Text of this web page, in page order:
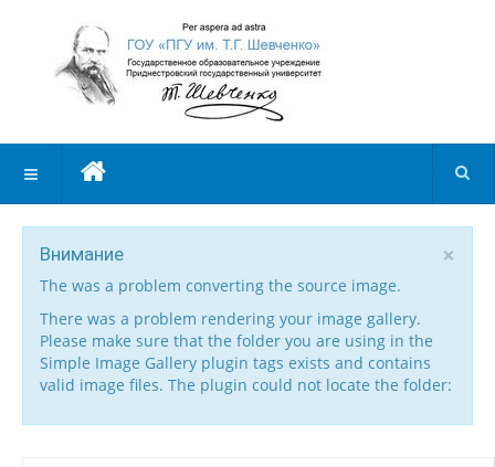
×
Внимание
The was a problem converting the source image.
There was a problem rendering your image gallery.
Please make sure that the folder you are using in the
Simple Image Gallery plugin tags exists and contains
valid image files. The plugin could not locate the folder: